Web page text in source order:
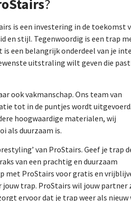
?
is een investering in de toekomst
en stijl. Tegenwoordig is een trap
een belangrijk onderdeel van je
uitstraling wilt geven die
ook vakmanschap. Ons team van
tot in de puntjes wordt
hoogwaardige materialen, wij
als duurzaam is.
van ProStairs. Geef je trap
van een prachtig en duurzaam
met ProStairs voor gratis en
jouw trap. ProStairs wil jouw partner
ervoor dat je trap weer als